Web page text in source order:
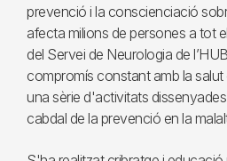
prevenció i la conscienciació
afecta milions de persones a tot
del Servei de Neurologia de
compromís constant amb la
una sèrie d'activitats
cabdal de la prevenció en la